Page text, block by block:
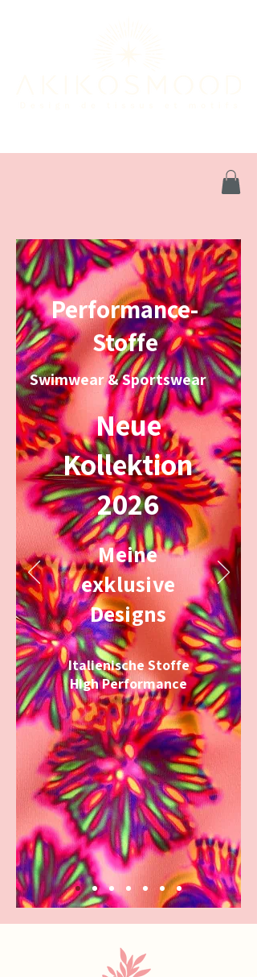
Performance-
Stoffe
Swimwear & Sportswear
Neue
Kollektion
2026
Meine
exklusive
Designs
Italienische Stoffe
High Performance